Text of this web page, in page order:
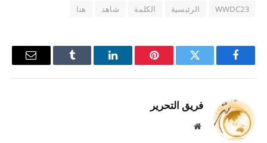
WWDC23 الرئيسية الكلمة شاهد هنا
فيسبوك تويتر بينتيريستلينكدإن Tumblr
البريد
فريق التحرير
موقع